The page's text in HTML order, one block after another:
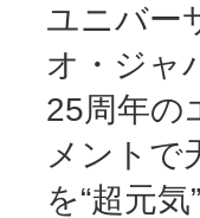
ユニバー
オ・ジャ
25周年の
メントで
を“超元気